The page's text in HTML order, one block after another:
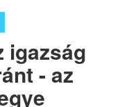
igazság
- az